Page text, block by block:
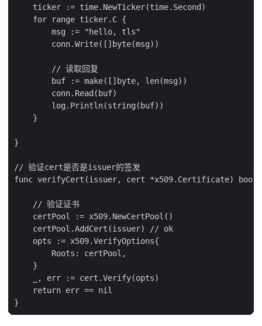
    ticker := time.NewTicker(time.Second)
    for range ticker.C {
        msg := "hello, tls"
        conn.Write([]byte(msg))
        // 读取回复
        buf := make([]byte, len(msg))
        conn.Read(buf)
        log.Println(string(buf))
    }
}
// 验证cert是否是issuer的签发
func verifyCert(issuer, cert *x509.Certificate) bool
    // 验证证书
    certPool := x509.NewCertPool()
    certPool.AddCert(issuer) // ok
    opts := x509.VerifyOptions{
        Roots: certPool,
    }
    _, err := cert.Verify(opts)
    return err == nil